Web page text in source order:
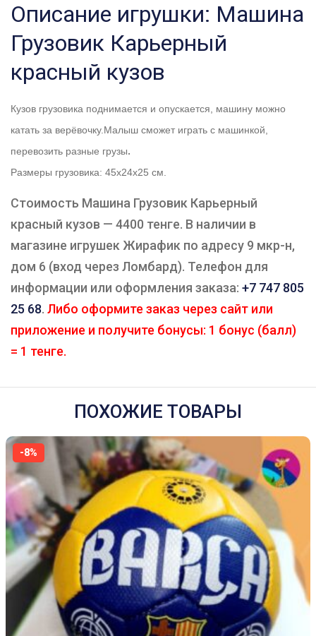
Описание игрушки: Машина
Грузовик Карьерный
красный кузов
Кузов грузовика поднимается и опускается, машину можно
катать за верёвочку. Малыш сможет играть с машинкой,
перевозить разные грузы.
Размеры грузовика: 45х24х25 см.
Стоимость Машина Грузовик Карьерный
красный кузов — 4400 тенге. В наличии в
магазине игрушек Жирафик по адресу 9 мкр-н,
дом 6 (вход через Ломбард). Телефон для
информации или оформления заказа: +7 747 805
25 68. Либо оформите заказ через сайт или
приложение и получите бонусы: 1 бонус (балл)
= 1 тенге.
ПОХОЖИЕ ТОВАРЫ
-8%